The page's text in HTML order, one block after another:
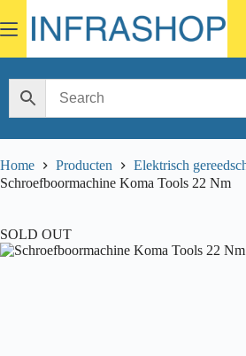
to
content
Home Producten
Elektrisch
Schroefboormachine Koma Tools 22 Nm
SOLD OUT